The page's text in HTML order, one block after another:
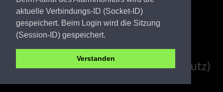
aktuelle Verbindungs-ID (Socket-ID)
gespeichert. Beim Login wird die Sitzung
(Session-ID) gespeichert.
Verstanden
Stadt Cottbus (Katastrophenschutz)